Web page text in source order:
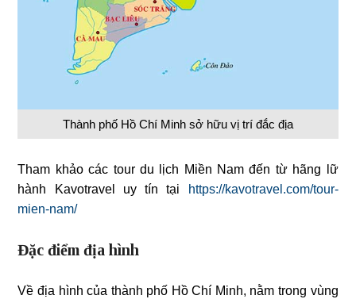
Thành phố Hồ Chí Minh sở hữu vị trí đắc địa
Tham khảo các tour du lịch Miền Nam đến từ hãng lữ
hành Kavotravel uy tín tại
https://kavotravel.com/tour-
mien-nam/
Đặc điểm địa hình
Về địa hình của thành phố Hồ Chí Minh, nằm trong vùng